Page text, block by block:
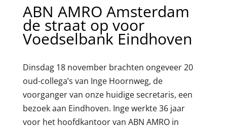
ABN AMRO Amsterdam
de straat op voor
Voedselbank Eindhoven
Dinsdag 18 november brachten ongeveer 20
oud-collega’s van Inge Hoornweg, de
voorganger van onze huidige secretaris, een
bezoek aan Eindhoven. Inge werkte 36 jaar
voor het hoofdkantoor van ABN AMRO in